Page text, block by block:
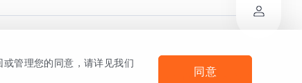
法律声明及隐私条款
管理您的同意，请详见我们
同意